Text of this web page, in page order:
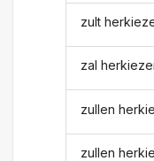
zult
zal
zullen
zullen